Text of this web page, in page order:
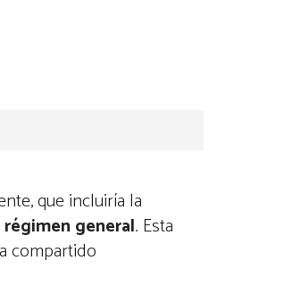
que incluiría la
general. Esta
compartido